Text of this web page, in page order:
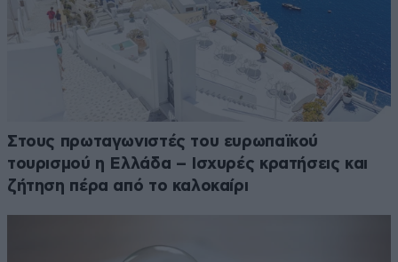
Στους πρωταγωνιστές του ευρωπαϊκού
τουρισμού η Ελλάδα – Ισχυρές κρατήσεις και
ζήτηση πέρα από το καλοκαίρι